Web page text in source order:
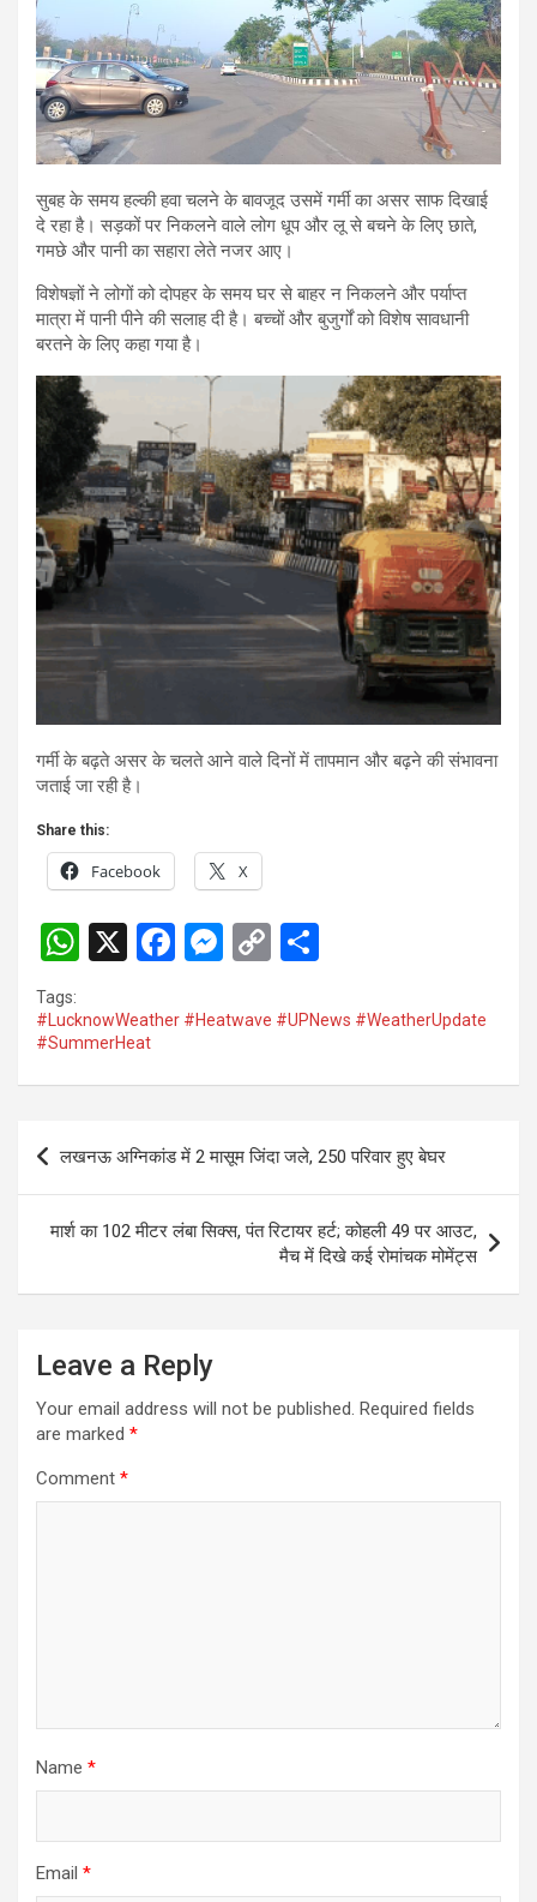
सुबह के समय हल्की हवा चलने के बावजूद उसमें गर्मी का असर साफ दिखाई
दे रहा है। सड़कों पर निकलने वाले लोग धूप और लू से बचने के लिए छाते,
गमछे और पानी का सहारा लेते नजर आए।
विशेषज्ञों ने लोगों को दोपहर के समय घर से बाहर न निकलने और पर्याप्त
मात्रा में पानी पीने की सलाह दी है। बच्चों और बुजुर्गों को विशेष सावधानी
बरतने के लिए कहा गया है।
गर्मी के बढ़ते असर के चलते आने वाले दिनों में तापमान और बढ़ने की संभावना
जताई जा रही है।
Share this:
Facebook X
W
at
s
A
p
X
F
ce
o
o
k
M
se
g
C
py
n
ar
Tags:
#LucknowWeather #Heatwave #UPNews #WeatherUpdate
#SummerHeat
Post
navigation
लखनऊ अग्निकांड में 2 मासूम जिंदा जले, 250 परिवार हुए बेघर
मार्श का 102 मीटर लंबा सिक्स, पंत रिटायर हर्ट; कोहली 49 पर आउट,
मैच में दिखे कई रोमांचक मोमेंट्स
Leave a Reply
Your email address will not be published. Required fields
are marked *
Comment *
Name *
Email *